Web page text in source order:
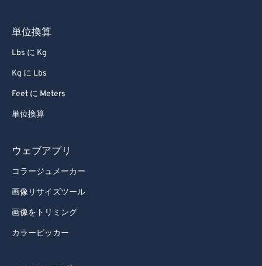
単位換算
Lbs に Kg
Kg に Lbs
Feet に Meters
単位換算
ウェブアプリ
コラージュメーカー
画像リサイズツール
画像をトリミング
カラーピッカー